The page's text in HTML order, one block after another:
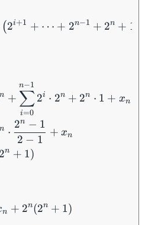
(2i+1 + ⋯ + 2n−1 + 2n + 1
\begin{aligned}
n +
i=0
∑
n−1
2i ⋅ 2n + 2n ⋅ 1 + xn
n ⋅
2 − 1
2n − 1
+ xn
2n + 1)
n + 2n(2n + 1)